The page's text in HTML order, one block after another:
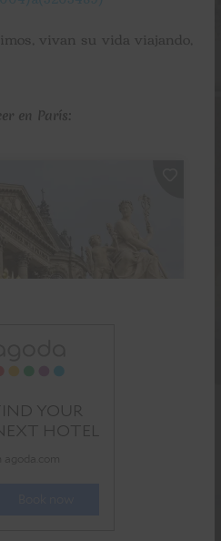
vivan su vida viajando,
en París: